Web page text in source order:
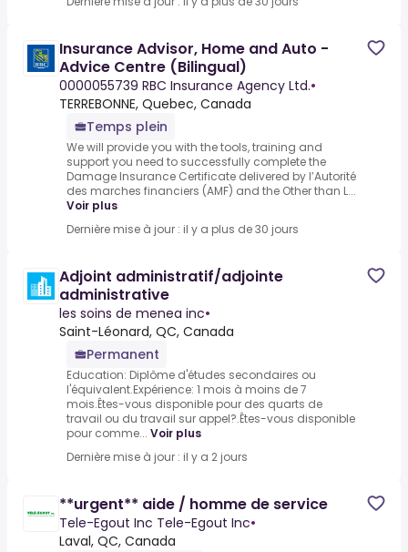
Insurance Advisor, Home and Auto -
Advice Centre (Bilingual)
0000055739 RBC Insurance Agency Ltd.•
TERREBONNE, Quebec, Canada
Temps plein
We will provide you with the tools, training and
support you need to successfully complete the
Damage Insurance Certificate delivered by l’Autorité
des marches financiers (AMF) and the Other than L...
Voir plus
Dernière mise à jour : il y a plus de 30 jours
Adjoint administratif/adjointe
administrative
les soins de menea inc•
Saint-Léonard, QC, Canada
Permanent
Education: Diplôme d'études secondaires ou
l'équivalent.Expérience: 1 mois à moins de 7
mois.Êtes-vous disponible pour des quarts de
travail ou du travail sur appel?.Êtes-vous disponible
pour comme... Voir plus
Dernière mise à jour : il y a 2 jours
**urgent** aide / homme de service
Tele-Egout Inc Tele-Egout Inc•
Laval, QC, Canada